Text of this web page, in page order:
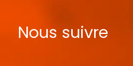
Nous suivre